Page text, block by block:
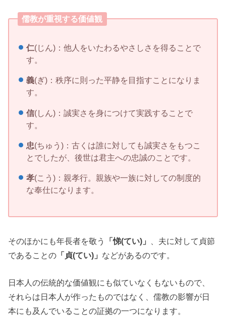
儒教が重視する価値観
仁(じん)：他人をいたわるやさしさを得ることで
す。
義(ぎ)：秩序に則った平静を目指すことになりま
す。
信(しん)：誠実さを身につけて実践することで
す。
忠(ちゅう)：古くは誰に対しても誠実さをもつこ
とでしたが、後世は君主への忠誠のことです。
孝(こう)：親孝行。親族や一族に対しての制度的
な奉仕になります。
そのほかにも年長者を敬う 「悌(てい)」
、夫に対して貞節
であることの 「貞(てい)」 などがあるのです。
日本人の伝統的な価値観にも似ていなくもないもので、
それらは日本人が作ったものではなく、儒教の影響が日
本にも及んでいることの証拠の一つになります。